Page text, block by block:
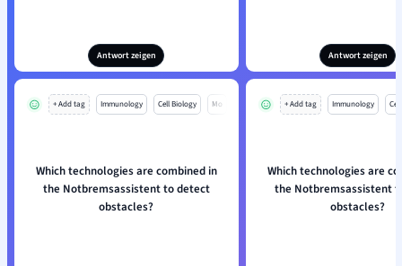
Antwort zeigen Antwort zeigen
+ Add tag Immunology Cell Biology Mo
Which technologies are combined in
the Notbremsassistent to detect
obstacles?
+ Add tag Immunology
Which technologies are
the Notbremsassistent
obstacles?